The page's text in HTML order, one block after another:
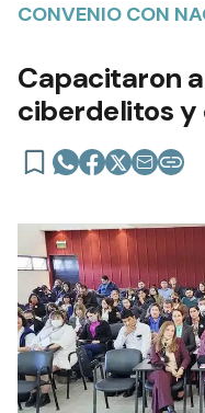
CONVENIO CON
Capacitaron
ciberdelitos